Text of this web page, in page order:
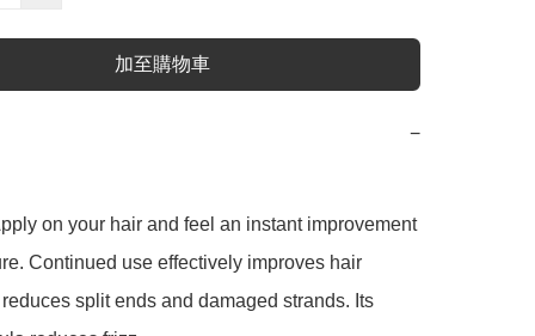
加至購物車
−
on your hair and feel an instant improvement
Continued use effectively improves hair
split ends and damaged strands. Its